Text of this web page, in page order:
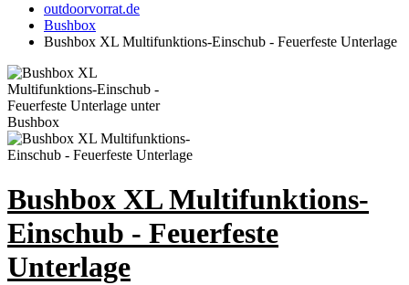
outdoorvorrat.de
Bushbox
Bushbox XL Multifunktions-Einschub - Feuerfeste Unterlage
Bushbox XL Multifunktions-
Einschub - Feuerfeste
Unterlage